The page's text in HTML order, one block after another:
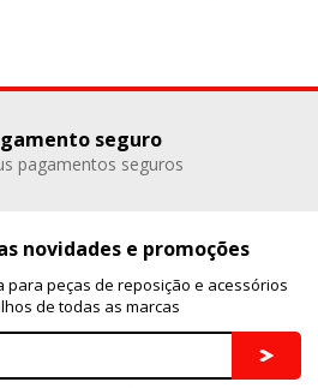
seguro
pagamentos seguros
novidades e promoções
para peças de reposição e acessórios
de todas as marcas